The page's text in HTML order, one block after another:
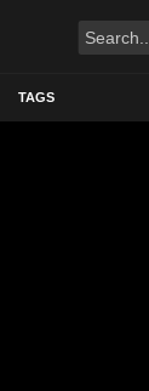
TAGS